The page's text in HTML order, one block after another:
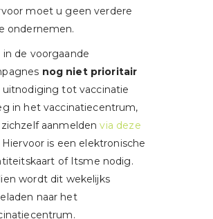
moet u geen verdere
ondernemen.
in de voorgaande
nog niet prioritair
uitnodiging tot vaccinatie
in het vaccinatiecentrum,
zichzelf aanmeldenvia deze
Hiervoor is een elektronische
of Itsme nodig.
wordt dit wekelijks
naar het